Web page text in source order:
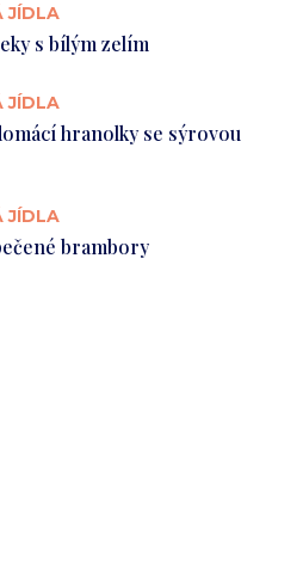
JÍDLA
s bílým zelím
JÍDLA
hranolky se sýrovou
JÍDLA
brambory